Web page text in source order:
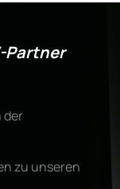
Partner
der
zu unseren